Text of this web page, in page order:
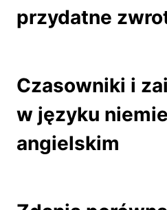
przydatne
Czasowniki i
w języku
angielskim